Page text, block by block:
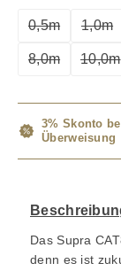
0,5m
(Diese
1,0m
8,0m
(Diese
10,0m
3% Skonto
Überweisung
Das Supra
denn es ist